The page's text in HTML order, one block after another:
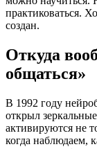
практиковаться.
создан.
Откуда
общаться»
В 1992 году
открыл
активируются не
когда наблюдаем,